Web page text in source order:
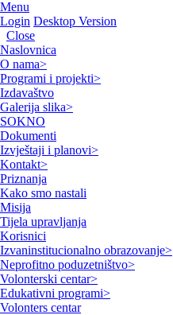
Menu
Login Desktop Version
Close
Naslovnica
O nama>
Programi i projekti>
Izdavaštvo
Galerija slika>
SOKNO
Dokumenti
Izvještaji i planovi>
Kontakt>
Priznanja
Kako smo nastali
Misija
Tijela upravljanja
Korisnici
Izvaninstitucionalno obrazovanje>
Neprofitno poduzetništvo>
Volonterski centar>
Edukativni programi>
Volonters centar